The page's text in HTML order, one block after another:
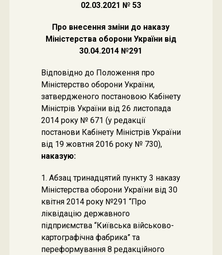
02.03.2021 № 53
Про внесення зміни до наказу
Міністерства оборони України від
30.04.2014 №291
Відповідно до Положення про
Міністерство оборони України,
затвердженого постановою Кабінету
Міністрів України від 26 листопада
2014 року № 671 (у редакції
постанови Кабінету Міністрів України
від 19 жовтня 2016 року № 730),
наказую:
1. Абзац тринадцятий пункту 3 наказу
Міністерства оборони України від 30
квітня 2014 року №291 “Про
ліквідацію державного
підприємства “Київська військово-
картографічна фабрика” та
переформування 8 редакційного